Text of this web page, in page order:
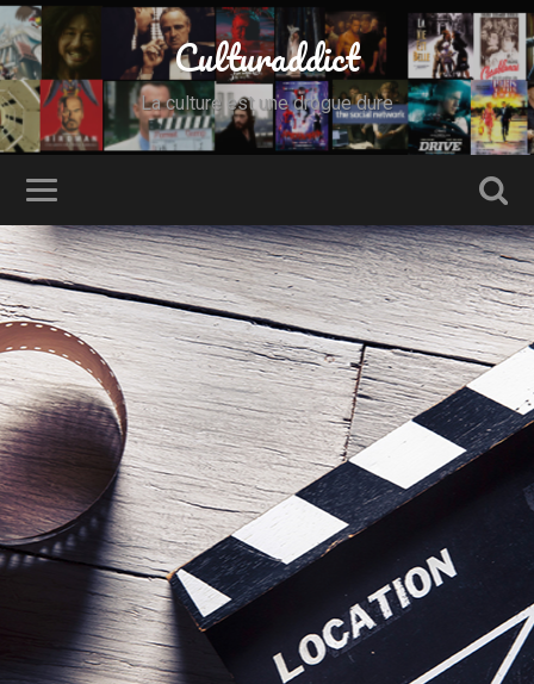
Culturaddict
La culture est une drogue dure